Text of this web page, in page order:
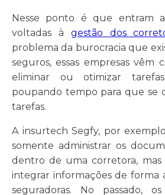
Nesse ponto é que entram
voltadas à gestão dos
problema da burocracia que
seguros, essas empresas vêm
eliminar ou otimizar
poupando tempo para que se
tarefas.
A insurtech Segfy, por
somente administrar os
dentro de uma corretora,
integrar informações de forma
seguradoras. No passado,